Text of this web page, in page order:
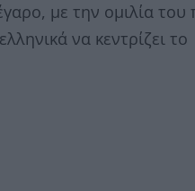
με την ομιλία του
να κεντρίζει το